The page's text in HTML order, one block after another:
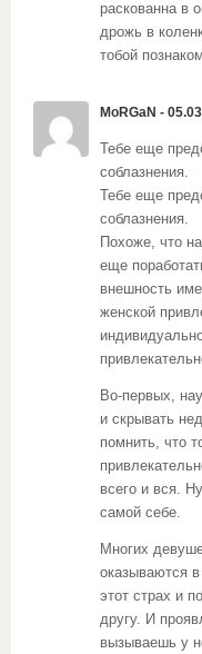
раскованна в
дрожь в
тобой
MoRGaN -
Тебе еще
соблазнения.
Тебе еще
соблазнения.
Похоже, что
еще
внешность
женской
Во-первых,
и скрывать
помнить, что
всего и вся.
самой себе.
Многих
оказываются
этот страх и
другу. И
вызываешь у